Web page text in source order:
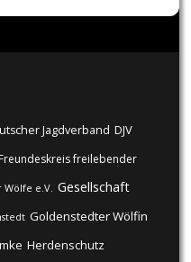
Jagdverband DJV
Freundeskreis freilebender
e.V. Gesellschaft
Goldenstedter Wölfin
Herdenschutz